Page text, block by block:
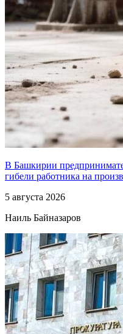
В Башкирии
гибели работника на
5 августа 2026
Наиль Байназаров